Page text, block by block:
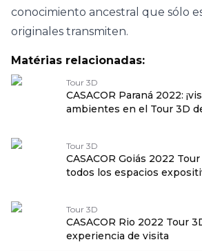
conocimiento ancestral que sólo
originales transmiten.
Matérias relacionadas:
Tour 3D
CASACOR Paraná 2022:
ambientes en el Tour 3D
Tour 3D
CASACOR Goiás 2022
todos los espacios
Tour 3D
CASACOR Rio 2022 Tour
experiencia de visita